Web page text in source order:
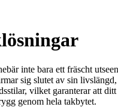
inte bara ett fräscht
sig slutet av sin
vilket garanterar att
genom hela takbytet.